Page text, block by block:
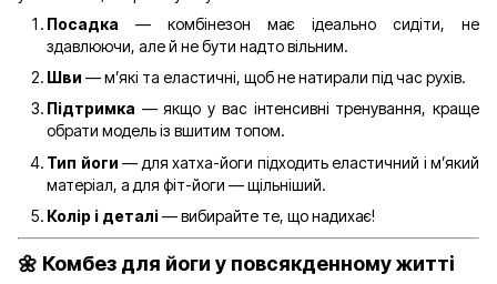
Посадка — комбінезон має ідеально сидіти, не
здавлюючи, але й не бути надто вільним.
Шви — м’які та еластичні, щоб не натирали під час рухів.
Підтримка — якщо у вас інтенсивні тренування, краще
обрати модель із вшитим топом.
Тип йоги — для хатха-йоги підходить еластичний і м’який
матеріал, а для фіт-йоги — щільніший.
Колір і деталі— вибирайте те, що надихає!
🌼 Комбез для йоги у повсякденному житті